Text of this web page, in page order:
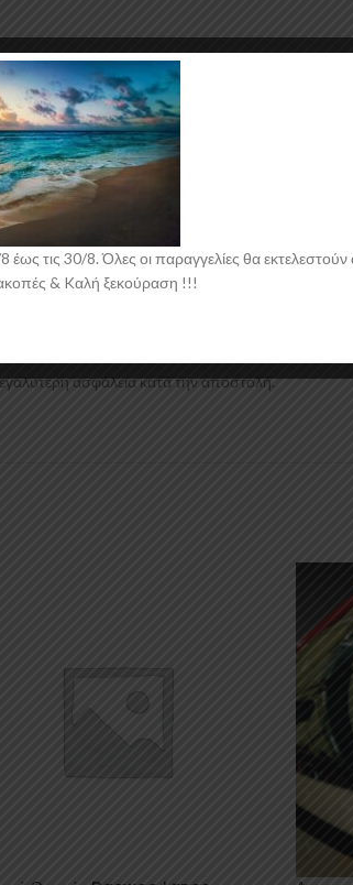
σε μηχανές θερμοδιαμόρφωσης
σε Μαύρο Γυαλιστερό χρώμα και με
ασφάλεια κατά την αποστολή.
τις 30/8. Όλες οι παραγγελίες θα εκτελεστούν
& Kαλή ξεκούραση !!!